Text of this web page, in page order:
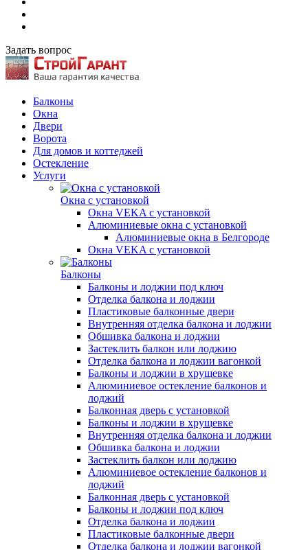
Задать вопрос
Балконы
Окна
Двери
Ворота
Для домов и коттеджей
Остекление
Услуги
Окна с установкой
Окна VEKA с установкой
Алюминиевые окна с установкой
Алюминиевые окна в Белгороде
Окна VEKA с установкой
Балконы
Балконы и лоджии под ключ
Отделка балкона и лоджии
Пластиковые балконные двери
Внутренняя отделка балкона и лоджии
Обшивка балкона и лоджии
Застеклить балкон или лоджию
Отделка балкона и лоджии вагонкой
Балконы и лоджии в хрущевке
Алюминиевое остекление балконов и
лоджий
Балконная дверь с установкой
Балконы и лоджии в хрущевке
Внутренняя отделка балкона и лоджии
Обшивка балкона и лоджии
Застеклить балкон или лоджию
Алюминиевое остекление балконов и
лоджий
Балконная дверь с установкой
Балконы и лоджии под ключ
Отделка балкона и лоджии
Пластиковые балконные двери
Отделка балкона и лоджии вагонкой